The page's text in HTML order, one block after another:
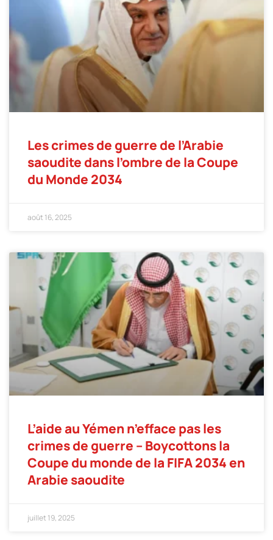
Les crimes de guerre de l’Arabie
saoudite dans l’ombre de la Coupe
du Monde 2034
août 16, 2025
L’aide au Yémen n’efface pas les
crimes de guerre – Boycottons la
Coupe du monde de la FIFA 2034 en
Arabie saoudite
juillet 19, 2025